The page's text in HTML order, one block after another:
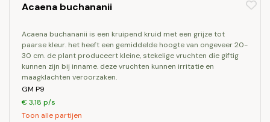
Acaena buchananii
acaena buchananii is een kruipend kruid met een grijze tot
paarse kleur. het heeft een gemiddelde hoogte van ongeveer 20-
30 cm. de plant produceert kleine, stekelige vruchten die giftig
kunnen zijn bij inname. deze vruchten kunnen irritatie en
maagklachten veroorzaken.
GM P9
€ 3,18 p/s
Toon alle partijen